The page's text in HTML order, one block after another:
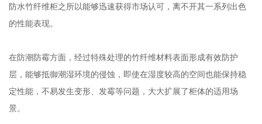
防水竹纤维柜之所以能够迅速获得市场认可，离不开其一系列出色
的性能表现。
在防潮防霉方面，经过特殊处理的竹纤维材料表面形成有效防护
层，能够抵御潮湿环境的侵蚀，即使在湿度较高的空间也能保持稳
定性能，不易发生变形、发霉等问题，大大扩展了柜体的适用场
景。